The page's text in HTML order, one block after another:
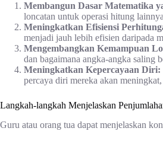
Membangun Dasar Matematika
loncatan untuk operasi hitung
Meningkatkan Efisiensi
menjadi jauh lebih efisien daripada
Mengembangkan Kemampuan
dan bagaimana angka-angka saling
Meningkatkan Kepercayaan Diri:
percaya diri mereka akan
Langkah-langkah Menjelaskan
Guru atau orang tua dapat menjelaskan